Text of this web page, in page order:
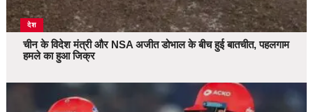
देश
चीन के विदेश मंत्री और NSA अजीत डोभाल के बीच हुई बातचीत, पहलगाम
हमले का हुआ जिक्र